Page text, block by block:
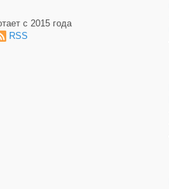
с 2015 года
RSS